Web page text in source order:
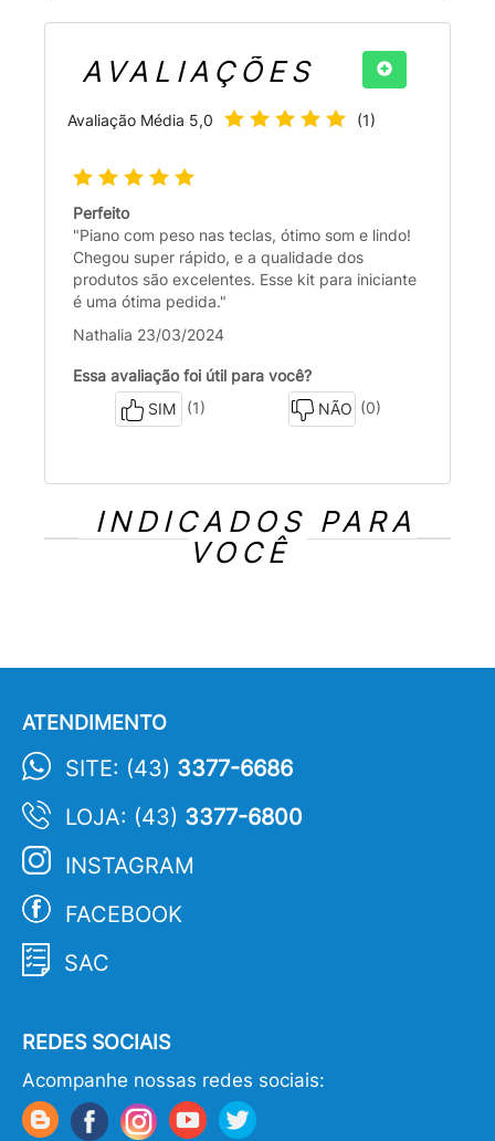
AVALIAÇÕES
Avaliação Média 5,0 (1)
Perfeito
"Piano com peso nas teclas, ótimo som e lindo!
Chegou super rápido, e a qualidade dos
produtos são excelentes. Esse kit para iniciante
é uma ótima pedida."
Nathalia 23/03/2024
Essa avaliação foi útil para você?
SIM
(1) NÃO (0)
INDICADOS PARA
VOCÊ
ATENDIMENTO
SITE: (43) 3377-6686
LOJA: (43) 3377-6800
INSTAGRAM
FACEBOOK
SAC
REDES SOCIAIS
Acompanhe nossas redes sociais: